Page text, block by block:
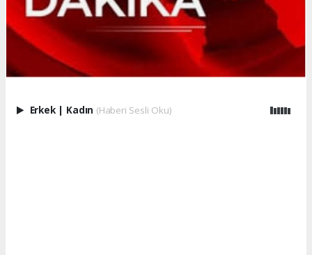
Erkek | Kadın (Haberi Sesli Oku)